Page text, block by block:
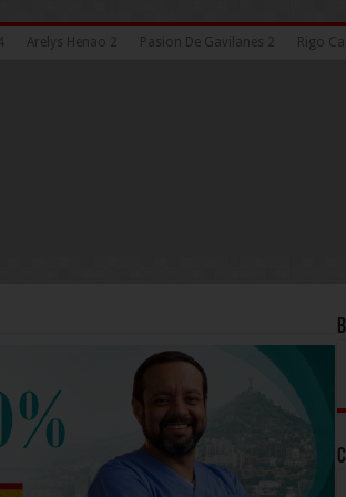
Arelys Henao 2 Pasion De Gavilanes 2 Rigo